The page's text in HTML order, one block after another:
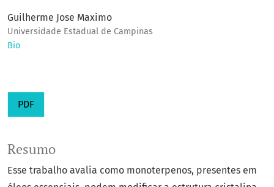
Guilherme Jose Maximo
Universidade Estadual de Campinas
Bio
PDF
Resumo
Esse trabalho avalia como monoterpenos, presentes em